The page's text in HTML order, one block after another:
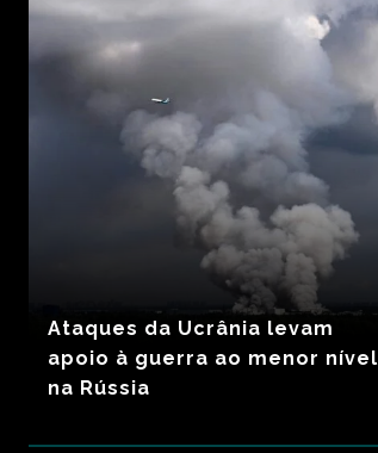
Ataques da Ucrânia levam
apoio à guerra ao menor nível
na Rússia